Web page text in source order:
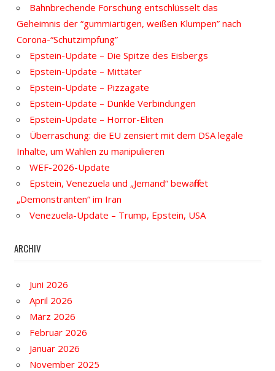
Bahnbrechende Forschung entschlüsselt das
Geheimnis der “gummiartigen, weißen Klumpen” nach
Corona-“Schutzimpfung”
Epstein-Update – Die Spitze des Eisbergs
Epstein-Update – Mittäter
Epstein-Update – Pizzagate
Epstein-Update – Dunkle Verbindungen
Epstein-Update – Horror-Eliten
Überraschung: die EU zensiert mit dem DSA legale
Inhalte, um Wahlen zu manipulieren
WEF-2026-Update
Epstein, Venezuela und „Jemand“ bewaffnet
„Demonstranten“ im Iran
Venezuela-Update – Trump, Epstein, USA
ARCHIV
Juni 2026
April 2026
März 2026
Februar 2026
Januar 2026
November 2025